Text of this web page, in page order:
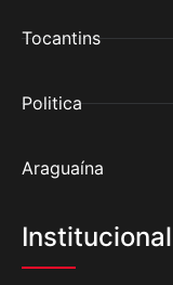
Tocantins
Politica
Araguaína
Institucional